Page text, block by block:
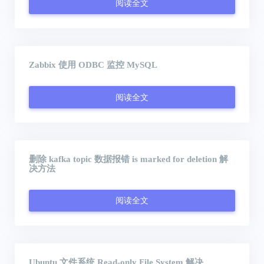
阅读全文
Zabbix 使用 ODBC 监控 MySQL
阅读全文
删除 kafka topic 数据报错 is marked for deletion 解
决方法
阅读全文